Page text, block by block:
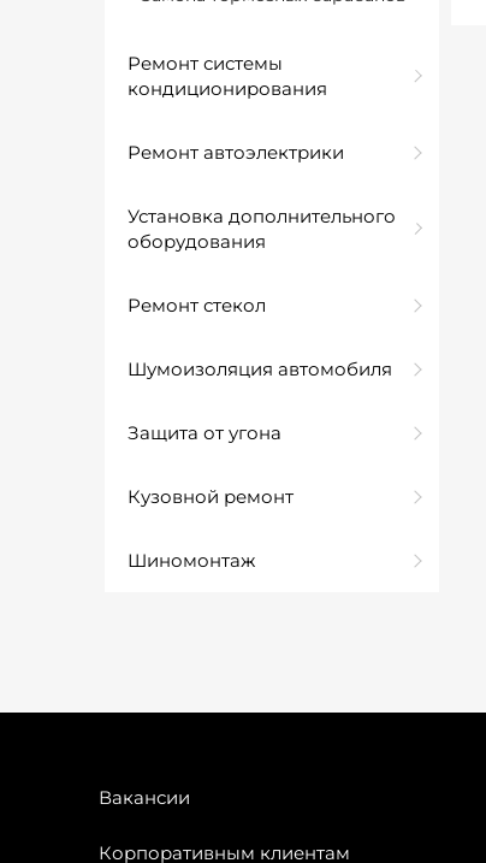
Ремонт системы
кондиционирования
Ремонт автоэлектрики
Установка дополнительного
оборудования
Ремонт стекол
Шумоизоляция автомобиля
Защита от угона
Кузовной ремонт
Шиномонтаж
Вакансии
Корпоративным клиентам